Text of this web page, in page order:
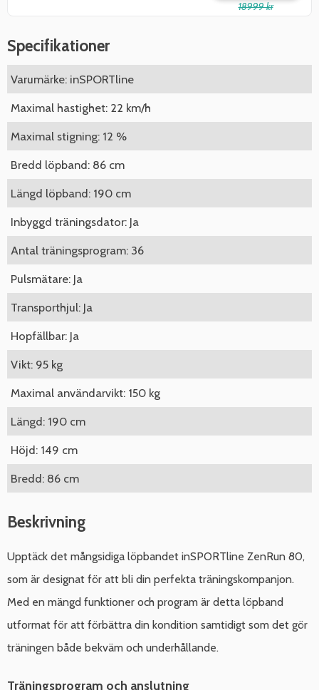
18999 kr
Specifikationer
Varumärke: inSPORTline
Maximal hastighet: 22 km/h
Maximal stigning: 12 %
Bredd löpband: 86 cm
Längd löpband: 190 cm
Inbyggd träningsdator: Ja
Antal träningsprogram: 36
Pulsmätare: Ja
Transporthjul: Ja
Hopfällbar: Ja
Vikt: 95 kg
Maximal användarvikt: 150 kg
Längd: 190 cm
Höjd: 149 cm
Bredd: 86 cm
Beskrivning
Upptäck det mångsidiga löpbandet inSPORTline ZenRun 80,
som är designat för att bli din perfekta träningskompanjon.
Med en mängd funktioner och program är detta löpband
utformat för att förbättra din kondition samtidigt som det gör
träningen både bekväm och underhållande.
Träningsprogram och anslutning